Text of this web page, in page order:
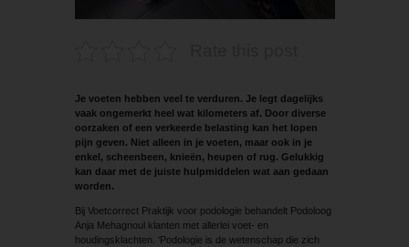
Je voeten hebben veel te verduren. Je legt dagelijks
vaak ongemerkt heel wat kilometers af. Door diverse
oorzaken of een verkeerde belasting kan het lopen
pijn geven. Niet alleen in je voeten, maar ook in je
enkel, scheenbeen, knieën, heupen of rug. Gelukkig
kan daar met de juiste hulpmiddelen wat aan gedaan
worden.
Bij Voetcorrect Praktijk voor podologie behandelt Podoloog
Anja Mehagnoul klanten met allerlei voet- en
houdingsklachten. ‘Podologie is de wetenschap die zich